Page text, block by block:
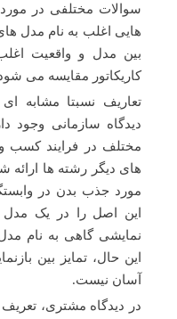
سوالات مختلفی در
هایی اغلب به نام مدل
بین مدل و واقعیت
کاریکاتور مقایسه می
تعاریف نسبتا مشابه
دیدگاه سازمانی وجود
مختلف در فرایند کسب و
های دیگر رشته ها ارائه
مورد جذب بدن در
این اصل را در یک
نمایشی گاهی به نام
این حال، تمایز بین
آسان نیست.
در دیدگاه مشتری،